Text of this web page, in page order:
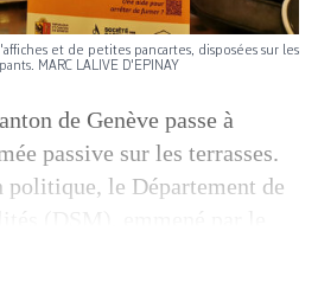
et de petites pancartes, disposées sur les
MARC LALIVE D'EPINAY
de Genève passe à
passive sur les terrasses.
politique, le Département de